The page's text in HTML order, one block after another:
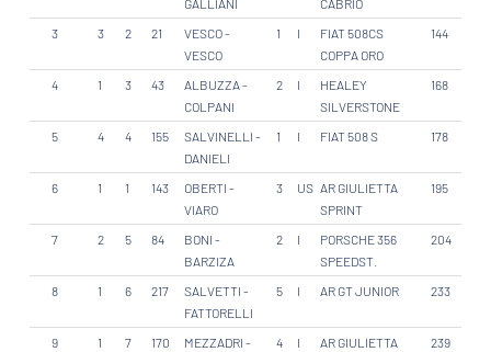
GALLIANI
CABRIO
3 3 2 21
VESCO -
VESCO
1 I
FIAT 508CS
COPPA ORO
144
4 1 3 43
ALBUZZA -
COLPANI
2 I
HEALEY
SILVERSTONE
168
5 4 4 155
SALVINELLI -
DANIELI
1 I FIAT 508 S 178
6 1 1 143
OBERTI -
VIARO
3 US AR GIULIETTA
SPRINT
195
7 2 5 84
BONI -
BARZIZA
2 I
PORSCHE 356
SPEEDST.
204
8 1 6 217
SALVETTI -
FATTORELLI
5 I AR GT JUNIOR 233
9 1 7 170
MEZZADRI -
4 I
AR GIULIETTA
239